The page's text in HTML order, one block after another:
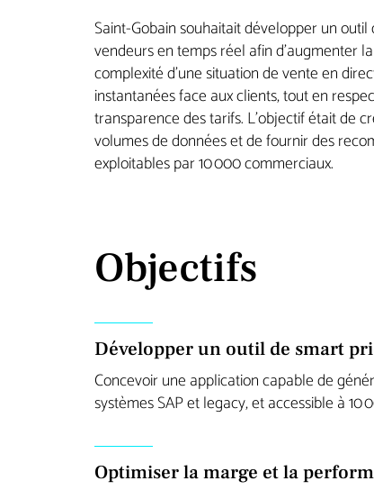
Saint-Gobain souhaitait développer un
vendeurs en temps réel afin d’augmenter
complexité d’une situation de vente en
instantanées face aux clients, tout en
transparence des tarifs. L’objectif était de
volumes de données et de fournir des
exploitables par 10 000 commerciaux.
Objectifs
Développer un outil de smart
Concevoir une application capable de
systèmes SAP et legacy, et accessible à
Optimiser la marge et la